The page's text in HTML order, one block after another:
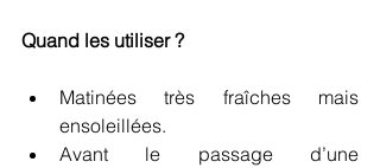
Quand les utiliser ?
Matinées très fraîches mais
ensoleillées.
Avant le passage d’une